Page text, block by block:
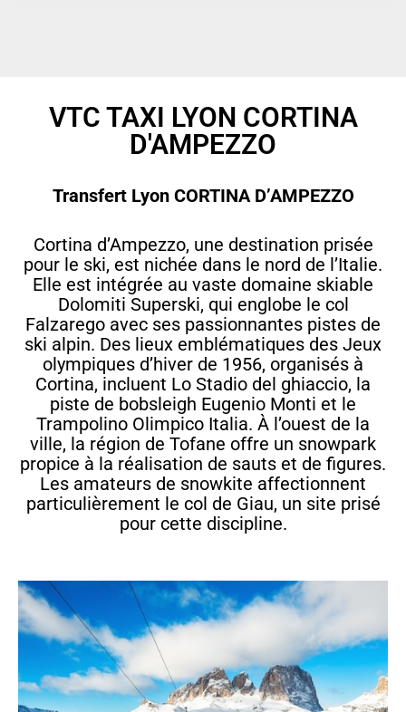
VTC TAXI LYON CORTINA
D'AMPEZZO
Transfert Lyon CORTINA D’AMPEZZO
Cortina d’Ampezzo, une destination prisée
pour le ski, est nichée dans le nord de l’Italie.
Elle est intégrée au vaste domaine skiable
Dolomiti Superski, qui englobe le col
Falzarego avec ses passionnantes pistes de
ski alpin. Des lieux emblématiques des Jeux
olympiques d’hiver de 1956, organisés à
Cortina, incluent Lo Stadio del ghiaccio, la
piste de bobsleigh Eugenio Monti et le
Trampolino Olimpico Italia. À l’ouest de la
ville, la région de Tofane offre un snowpark
propice à la réalisation de sauts et de figures.
Les amateurs de snowkite affectionnent
particulièrement le col de Giau, un site prisé
pour cette discipline.